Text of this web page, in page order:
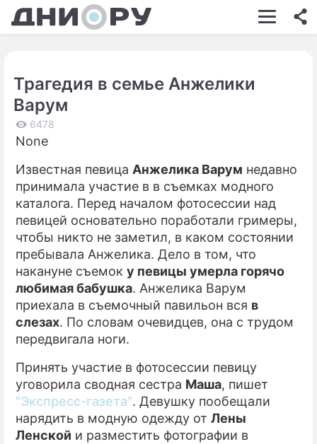
ШОУ-БИЗНЕС
КИНО
ЭКОНОМИКА
ПРОИСШЕСТВИЯ
СОННИК
СТИЛЬ ЖИЗНИ
СЕРИАЛЫ
О ПРОЕКТЕ
Трагедия в семье Анжелики
Варум
6478
None
Известная певица Анжелика Варум недавно
принимала участие в в съемках модного
каталога. Перед началом фотосессии над
певицей основательно поработали гримеры,
чтобы никто не заметил, в каком состоянии
пребывала Анжелика. Дело в том, что
накануне съемок у певицы умерла горячо
любимая бабушка. Анжелика Варум
приехала в съемочный павильон вся в
слезах. По словам очевидцев, она с трудом
передвигала ноги.
Принять участие в фотосессии певицу
уговорила сводная сестра Маша, пишет
"Экспресс-газета". Девушку пообещали
нарядить в модную одежду от Лены
Ленской и разместить фотографии в